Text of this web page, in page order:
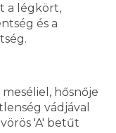
a légkört,
és a
hősnője
vádjával
'A' betűt